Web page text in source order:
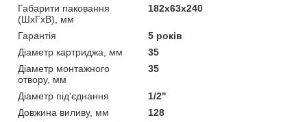
Габарити паковання
(ШхГхВ), мм
182х63х240
Гарантія
5 років
Діаметр картриджа, мм
35
Діаметр монтажного
отвору, мм
35
Діаметр під'єднання
1/2"
Довжина виливу, мм
128